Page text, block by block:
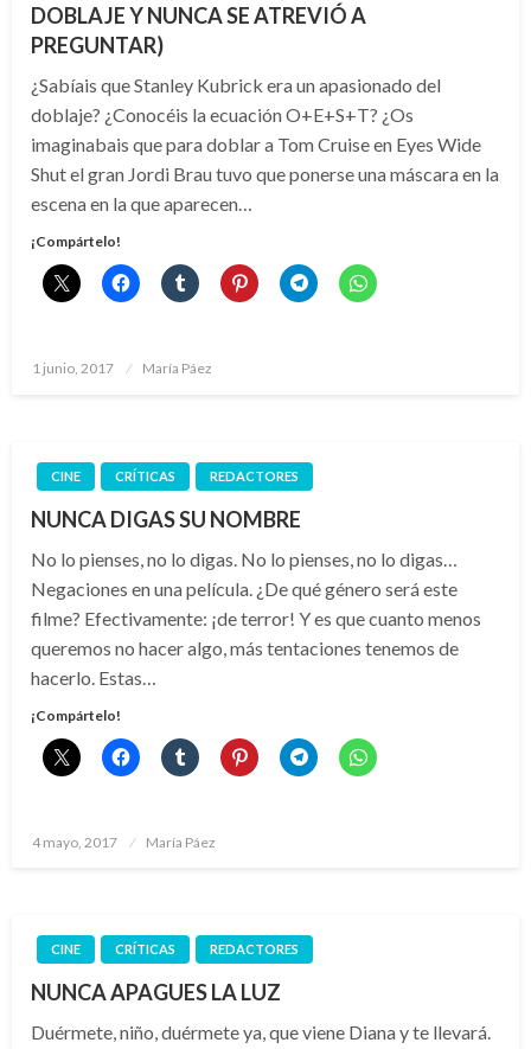
DOBLAJE Y NUNCA SE ATREVIÓ A
PREGUNTAR)
¿Sabíais que Stanley Kubrick era un apasionado del
doblaje? ¿Conocéis la ecuación O+E+S+T? ¿Os
imaginabais que para doblar a Tom Cruise en Eyes Wide
Shut el gran Jordi Brau tuvo que ponerse una máscara en la
escena en la que aparecen…
¡Compártelo!
Publicado
1 junio, 2017 María Páez
CINE CRÍTICAS REDACTORES
NUNCA DIGAS SU NOMBRE
No lo pienses, no lo digas. No lo pienses, no lo digas…
Negaciones en una película. ¿De qué género será este
filme? Efectivamente: ¡de terror! Y es que cuanto menos
queremos no hacer algo, más tentaciones tenemos de
hacerlo. Estas…
¡Compártelo!
Publicado
4 mayo, 2017 María Páez
CINE CRÍTICAS REDACTORES
NUNCA APAGUES LA LUZ
Duérmete, niño, duérmete ya, que viene Diana y te llevará.